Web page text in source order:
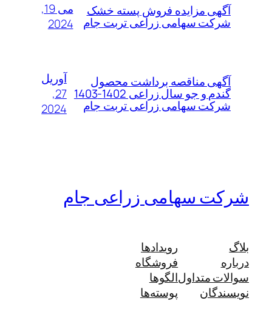
آگهی مزایده فروش پسته خشک
شرکت سهامی زراعی تربت جام
می 19,
2024
آگهی مناقصه برداشت محصول
گندم و جو سال زراعی 1402-1403
شرکت سهامی زراعی تربت جام
آوریل
27,
2024
شرکت سهامی زراعی جام
بلاگ
درباره
سوالات متداول
نویسندگان
رویدادها
فروشگاه
الگوها
پوسته‌ها